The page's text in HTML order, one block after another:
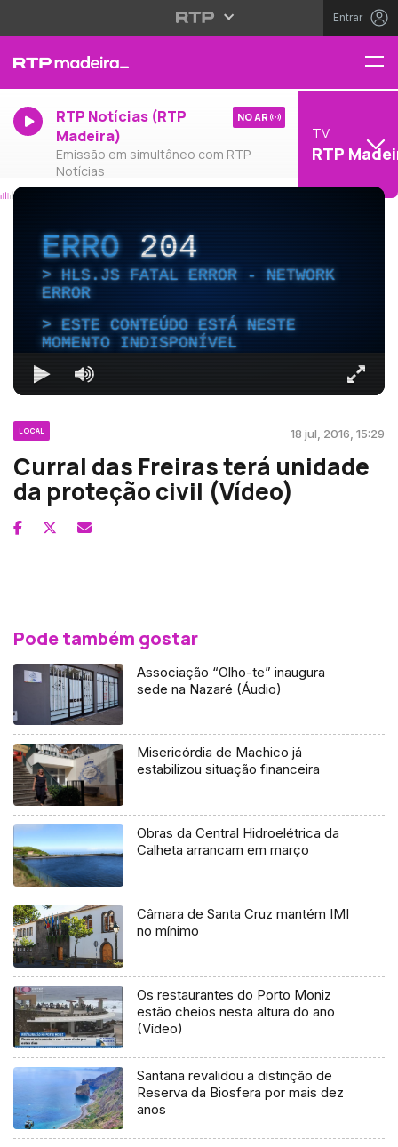
Entrar
RTP Notícias (RTP
Madeira)
Emissão em simultâneo com RTP
Notícias
NO AR
TV
RTP
ERRO204
HLS.JS FATAL ERROR - NETWORK
ERROR
ESTE CONTEÚDO ESTÁ NESTE
MOMENTO INDISPONÍVEL
LOCAL 18 jul, 2016, 15:29
Curral das Freiras terá unidade
da proteção civil (Vídeo)
Pode também gostar
Associação “Olho-te” inaugura
sede na Nazaré (Áudio)
Misericórdia de Machico já
estabilizou situação financeira
Obras da Central Hidroelétrica da
Calheta arrancam em março
Câmara de Santa Cruz mantém IMI
no mínimo
Os restaurantes do Porto Moniz
estão cheios nesta altura do ano
(Vídeo)
Santana revalidou a distinção de
Reserva da Biosfera por mais dez
anos